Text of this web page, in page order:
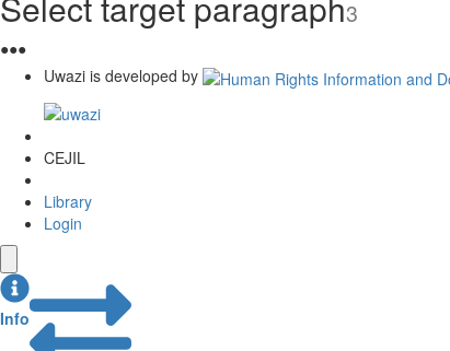
3
●●●
Uwazi is developed by
CEJIL
Library
Login
Info